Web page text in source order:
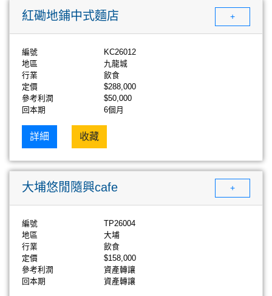
紅磡地鋪中式麵店 +
編號
KC26012
地區
九龍城
行業
飲食
定價
$288,000
參考利潤
$50,000
回本期
6個月
詳細 收藏
大埔悠閒隨興cafe +
編號
TP26004
地區
大埔
行業
飲食
定價
$158,000
參考利潤
資產轉讓
回本期
資產轉讓